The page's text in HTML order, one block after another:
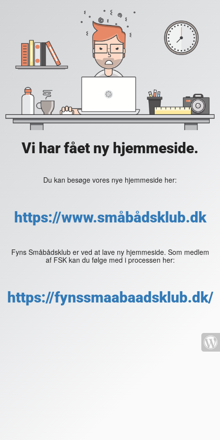
Vi har fået ny hjemmeside.
Du kan besøge vores nye hjemmeside her:
https://www.småbådsklub.dk
Fyns Småbådsklub er ved at lave ny hjemmeside. Som medlem
af FSK kan du følge med i processen her:
https://fynssmaabaadsklub.dk/